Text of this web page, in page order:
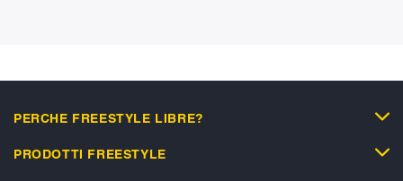
PERCHE FREESTYLE LIBRE?
PRODOTTI FREESTYLE